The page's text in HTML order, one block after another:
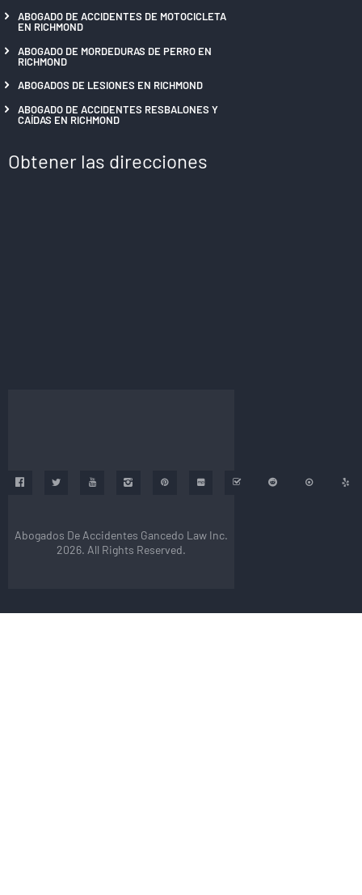
ABOGADO DE ACCIDENTES DE MOTOCICLETA
EN RICHMOND
ABOGADO DE MORDEDURAS DE PERRO EN
RICHMOND
ABOGADOS DE LESIONES EN RICHMOND
ABOGADO DE ACCIDENTES RESBALONES Y
CAÍDAS EN RICHMOND
Obtener las direcciones
Abogados De Accidentes Gancedo Law Inc.
2026. All Rights Reserved.